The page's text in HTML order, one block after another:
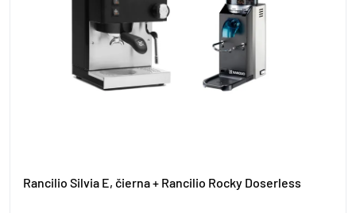
Rancilio Silvia E, čierna + Rancilio Rocky Doserless